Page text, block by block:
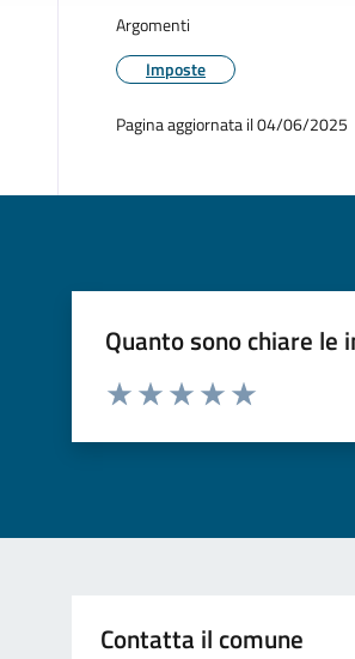
Argomenti
Imposte
Pagina aggiornata il 04/06/2025
Quanto sono chiare le
Valuta da 1 a 5 stelle la pagina
Contatta il comune